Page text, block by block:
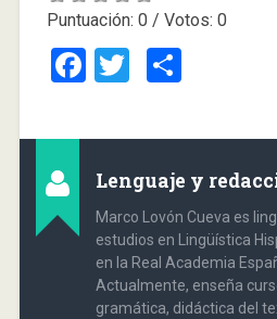
Puntuación: 0 / Votos: 0
Facebook
Twitter
Lenguaje y
Marco Lovón Cueva es
estudios en Lingüística
en la Real Academia
Actualmente, enseña
gramática, didáctica del